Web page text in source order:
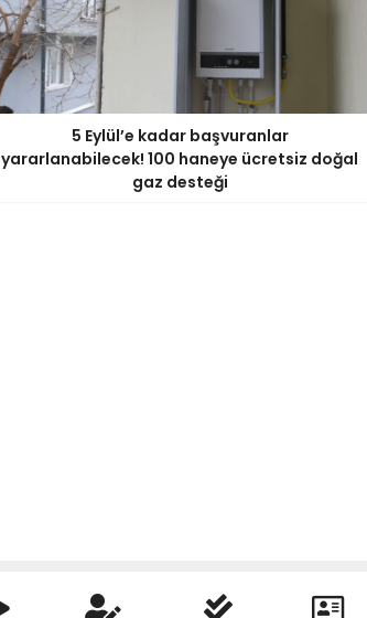
5 Eylül’e kadar başvuranlar
yararlanabilecek! 100 haneye ücretsiz doğal
gaz desteği